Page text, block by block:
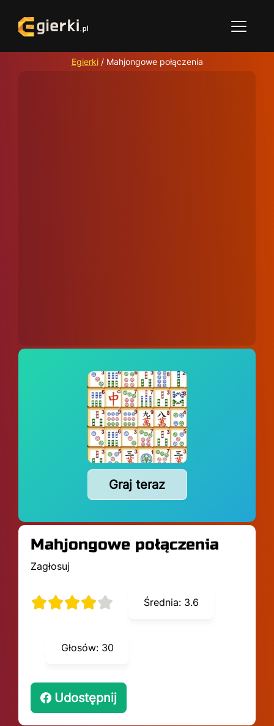
Egierki/ Mahjongowe połączenia
Graj teraz
Mahjongowe połączenia
Zagłosuj
Średnia: 3.6
Głosów: 30
Udostępnij